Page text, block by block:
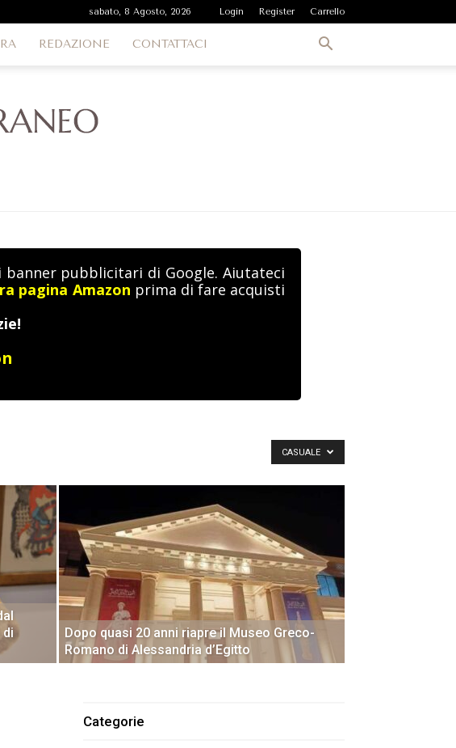
sabato, 8 Agosto, 2026 Login Register Carrello
REDAZIONE CONTATTACI
pubblicitari di Google. Aiutateci
pagina Amazon prima di fare acquisti
CASUALE
di
Dopo quasi 20 anni riapre il Museo Greco-
Romano di Alessandria d’Egitto
Categorie